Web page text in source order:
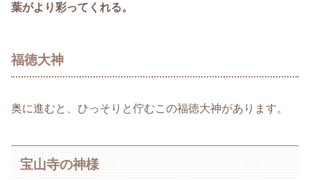
葉がより彩ってくれる。
福徳大神
奥に進むと、ひっそりと佇むこの福徳大神があります。
宝山寺の神様